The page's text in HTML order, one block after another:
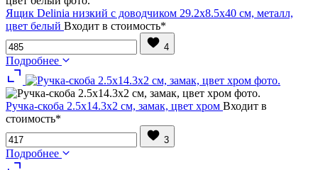
Ящик Delinia низкий с доводчиком 29.2х8.5х40 см, металл,
цвет белый Входит в стоимость*
4
Подробнее
Ручка-скоба 2.5х14.3х2 см, замак, цвет хром Входит в
стоимость*
3
Подробнее